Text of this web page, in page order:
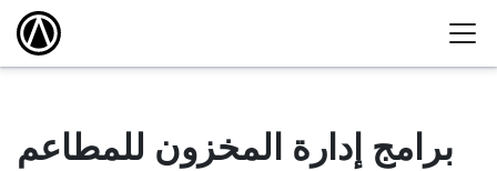
برامج إدارة المخزون للمطاعم